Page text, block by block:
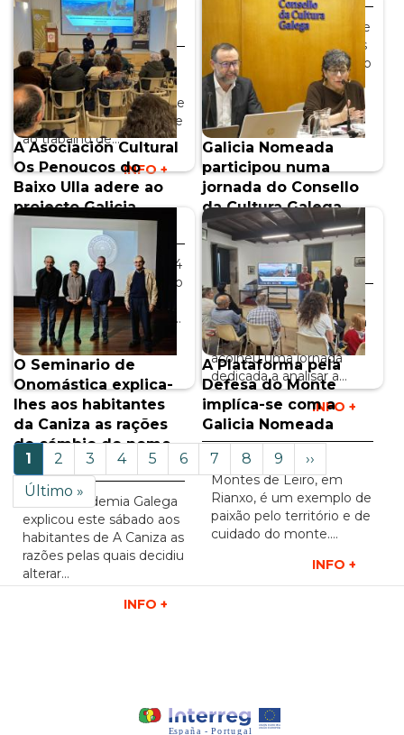
microtoponímia do
município de Zas
Os alunos do primeiro
ano do "Bacharelato" do
IES Maximino Romero de
Lema darão continuidade
ao trabalho de…
INFO +
No CPI Ponte Carreira de
Frades têm um plano: os
alunos do 5.º e 6.º anos do
ensino primário e os dos
quatro…
INFO +
A Asociación Cultural
Os Penoucos do
Baixo Ulla adere ao
projecto Galicia
Nomeada
Na passada sexta-feira, 14
de novembro, o Auditório
da Casa de Rosalía abriu
as suas portas ao Galicia…
INFO +
Galicia Nomeada
participou numa
jornada do Consello
da Cultura Galega
sobre a salvagarda
do Património
Cultural Inmaterial
Na quinta-feira, 13 de
novembro, o Consello da
Cultura Galega (CCG)
acolheu uma jornada
dedicada a analisar a…
INFO +
O Seminario de
Onomástica explica-
lhes aos habitantes
da Caniza as rações
do cámbio do nome
do município
A Real Academia Galega
explicou este sábado aos
habitantes de A Caniza as
razões pelas quais decidiu
alterar…
INFO +
A Plataforma pela
Defesa do Monte
implíca-se com a
Galicia Nomeada
A Comunidade de
Montes de Leiro, em
Rianxo, é um exemplo de
paixão pelo território e de
cuidado do monte.…
INFO +
Paginação
Página
atual
1 Página
2 Página
3 Página
4 Página
5 Página
6 Página
7 Página
8 Página
9
Próxima
página
››
Última
página
Último »